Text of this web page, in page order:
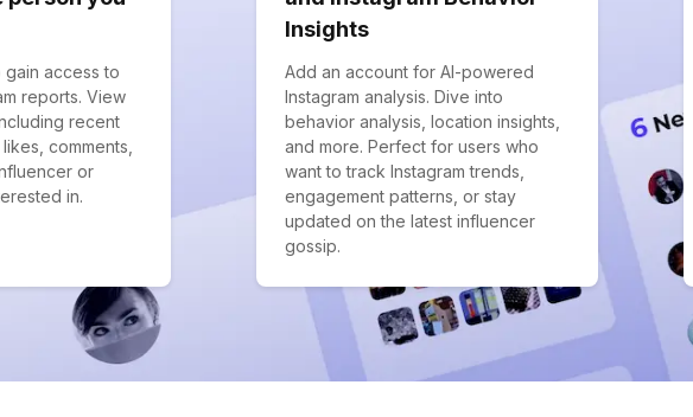
access to
reports. View
recent
comments,
or
in.
Insights
Add an account for AI-powered
Instagram analysis. Dive into
behavior analysis, location insights,
and more. Perfect for users who
want to track Instagram trends,
engagement patterns, or stay
updated on the latest influencer
gossip.